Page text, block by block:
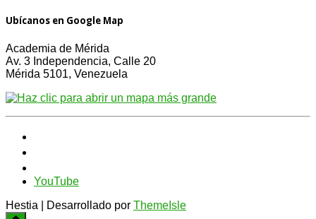
Ubícanos en Google Map
Academia de Mérida
Av. 3 Independencia, Calle 20
Mérida 5101, Venezuela
YouTube
Hestia | Desarrollado por ThemeIsle